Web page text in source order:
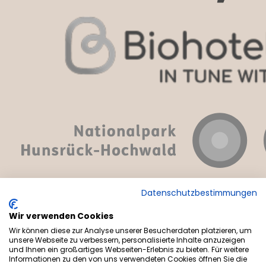
© Menschels Vitalresort
Datenschutzbestimmungen
Wir verwenden Cookies
Wir können diese zur Analyse unserer Besucherdaten platzieren, um
unsere Webseite zu verbessern, personalisierte Inhalte anzuzeigen
und Ihnen ein großartiges Webseiten-Erlebnis zu bieten. Für weitere
Informationen zu den von uns verwendeten Cookies öffnen Sie die